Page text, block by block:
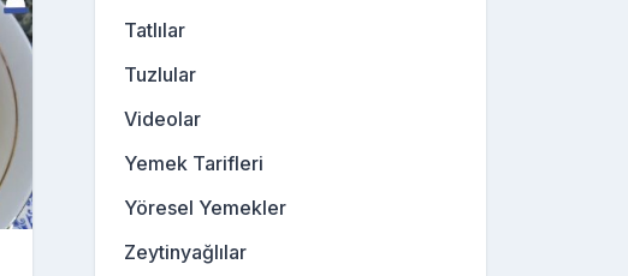
Tatlılar
Tuzlular
Videolar
Yemek Tarifleri
Yöresel Yemekler
Zeytinyağlılar